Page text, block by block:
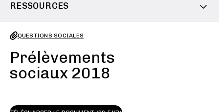
RESSOURCES
QUESTIONS SOCIALES
Prélèvements
sociaux 2018